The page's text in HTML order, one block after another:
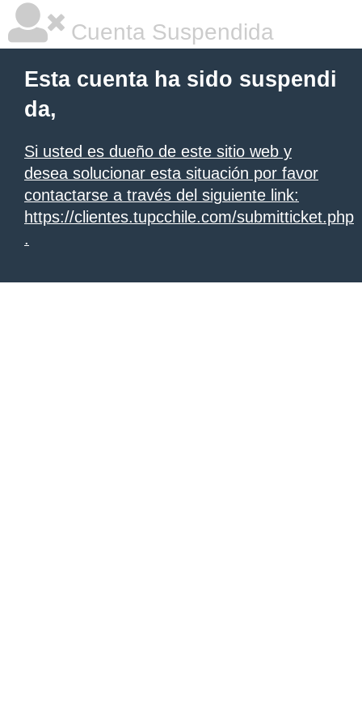
Cuenta Suspendida
Esta cuenta ha sido suspendi
da,
Si usted es dueño de este sitio web y
desea solucionar esta situación por favor
contactarse a través del siguiente link:
https://clientes.tupcchile.com/submitticket.php
.